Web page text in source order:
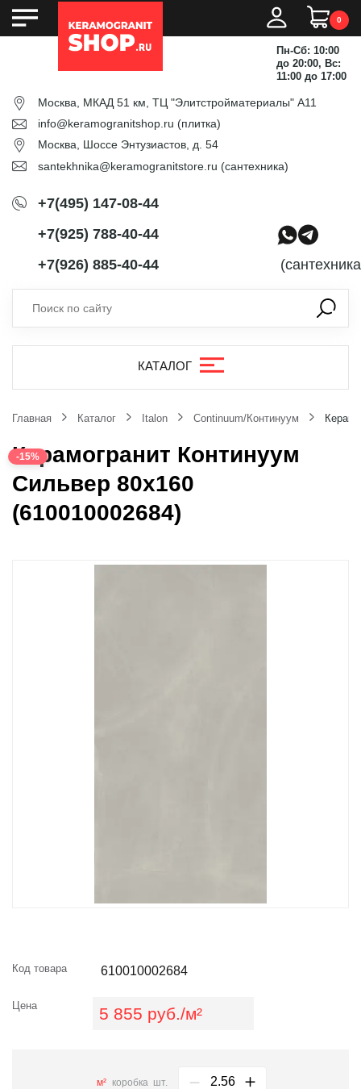
0
Пн-Сб: 10:00
до 20:00, Вс:
11:00 до 17:00
Москва, МКАД 51 км, ТЦ "Элитстройматериалы" А11
info@keramogranitshop.ru (плитка)
Москва, Шоссе Энтузиастов, д. 54
santekhnika@keramogranitstore.ru (сантехника)
+7(495) 147-08-44
+7(925) 788-40-44
+7(926) 885-40-44
КАТАЛОГ
Главная Каталог Italon Continuum/Континуум
Керамогранит Континуум
Сильвер 80x160
(610010002684)
-15%
Код товара 610010002684
Цена 5 855 руб./м²
м² коробка шт.